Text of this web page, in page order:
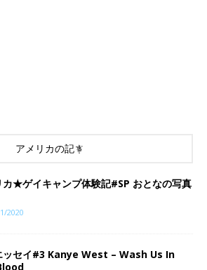
アメリカの記事
カ★ゲイキャンプ体験記#SP おとなの写真
2020
ッセイ#3 Kanye West – Wash Us In